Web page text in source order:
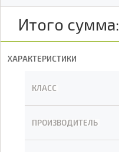
Итого сумма:
ХАРАКТЕРИСТИКИ
КЛАСС
ПРОИЗВОДИТЕЛЬ